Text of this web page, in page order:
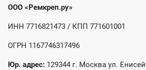
ООО «Ремкреп.ру»
ИНН 7716821473 / КПП 771601001
ОГРН 1167746317496
Юр. адрес: 129344 г. Москва ул.